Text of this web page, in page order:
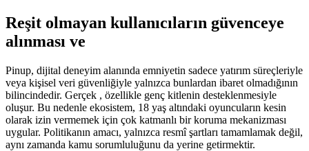
Reşit olmayan kullanıcıların güvenceye
alınması ve
Pinup, dijital deneyim alanında emniyetin sadece yatırım süreçleriyle
veya kişisel veri güvenliğiyle yalnızca bunlardan ibaret olmadığının
bilincindedir. Gerçek , özellikle genç kitlenin desteklenmesiyle
oluşur. Bu nedenle ekosistem, 18 yaş altındaki oyuncuların kesin
olarak izin vermemek için çok katmanlı bir koruma mekanizması
uygular. Politikanın amacı, yalnızca resmî şartları tamamlamak değil,
aynı zamanda kamu sorumluluğunu da yerine getirmektir.